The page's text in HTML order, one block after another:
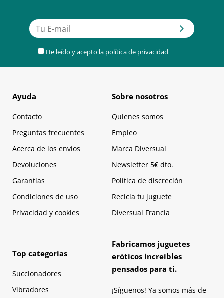
He leído y acepto la política de privacidad
Ayuda
Contacto
Preguntas frecuentes
Acerca de los envíos
Devoluciones
Garantías
Condiciones de uso
Privacidad y cookies
Sobre nosotros
Quienes somos
Empleo
Marca Diversual
Newsletter 5€ dto.
Política de discreción
Recicla tu juguete
Diversual Francia
Top categorías
Succionadores
Vibradores
Fabricamos juguetes
eróticos increíbles
pensados para ti.
¡Síguenos! Ya somos más de